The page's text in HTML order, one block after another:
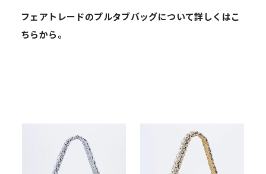
フェアトレードのプルタブバッグについて詳しくはこ
ちらから。